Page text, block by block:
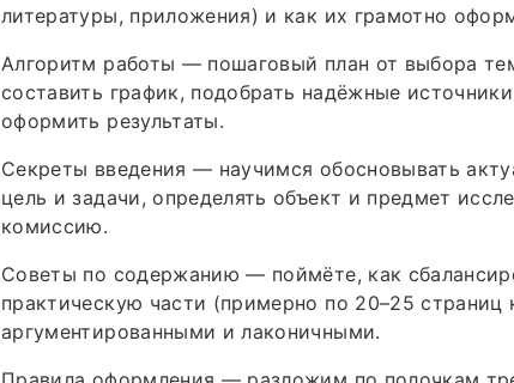
литературы, приложения) и как их грамотно
Алгоритм работы — пошаговый план от выбора
составить график, подобрать надёжные
оформить результаты.
Секреты введения — научимся обосновывать
цель и задачи, определять объект и предмет
комиссию.
Советы по содержанию — поймёте, как
практическую части (примерно по 20–25
аргументированными и лаконичными.